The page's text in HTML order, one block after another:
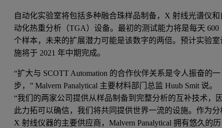
自动化实验室将包括多种融合珠样品制备，X 射线光谱仪和
动化热重分析（TGA）设备。最初的测试能力将是每天 600
个样本，未来的扩展潜力可能是该数字的两倍。预计实验室
施将于 2021 年中期完成。
“扩大与 SCOTT Automation 的合作伙伴关系是令人振奋的一
步，” Malvern Panalytical 主要材料部门总监 Huub Smit 说。
“我们的两家公司提供从样品制备到完整分析的互补技术，
此力拓可以确信，我们将共同提供世界一流的设施。作为分
X 射线仪器的主要供应商，Malvern Panalytical 拥有悠久的历